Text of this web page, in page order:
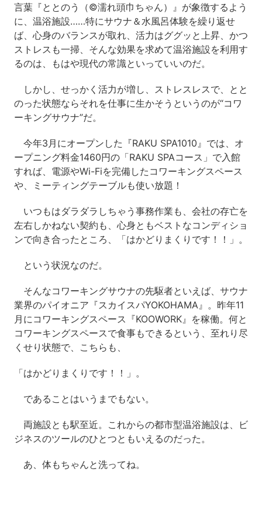
言葉『ととのう（©濡れ頭巾ちゃん）』が象徴するよう
に、温浴施設……特にサウナ＆水風呂体験を繰り返せ
ば、心身のバランスが取れ、活力はググッと上昇、かつ
ストレスも一掃、そんな効果を求めて温浴施設を利用す
るのは、もはや現代の常識といっていいのだ。
しかし、せっかく活力が増し、ストレスレスで、とと
のった状態ならそれを仕事に生かそうというのが“コワ
ーキングサウナ”だ。
今年3月にオープンした『RAKU SPA1010』では、オ
ープニング料金1460円の「RAKU SPAコース」で入館
すれば、電源やWi-Fiを完備したコワーキングスペース
や、ミーティングテーブルも使い放題！
いつもはダラダラしちゃう事務作業も、会社の存亡を
左右しかねない契約も、心身ともベストなコンディショ
ンで向き合ったところ、「はかどりまくりです！！」。
という状況なのだ。
そんなコワーキングサウナの先駆者といえば、サウナ
業界のパイオニア『スカイスパYOKOHAMA』。昨年11
月にコワーキングスペース『KOOWORK』を稼働。何と
コワーキングスペースで食事もできるという、至れり尽
くせり状態で、こちらも、
「はかどりまくりです！！」。
であることはいうまでもない。
両施設とも駅至近。これからの都市型温浴施設は、ビ
ジネスのツールのひとつともいえるのだった。
あ、体もちゃんと洗ってね。